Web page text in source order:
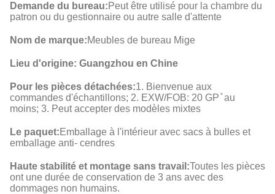
Demande du bureau:Peut être utilisé pour la chambre du
patron ou du gestionnaire ou autre salle d'attente
Nom de marque:Meubles de bureau Mige
Lieu d'origine: Guangzhou en Chine
Pour les pièces détachées:1. Bienvenue aux
commandes d'échantillons; 2. EXW/FOB: 20 GP ̊ au
moins; 3. Peut accepter des modèles mixtes
Le paquet:Emballage à l'intérieur avec sacs à bulles et
emballage anti- cendres
Haute stabilité et montage sans travail:Toutes les pièces
ont une durée de conservation de 3 ans avec des
dommages non humains.